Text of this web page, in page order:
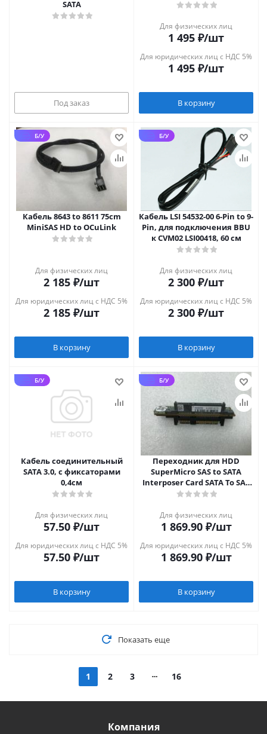
SATA
Под заказ
Для физических лиц
1 495 ₽/шт
Для юридических лиц с НДС 5%
1 495 ₽/шт
В корзину
Б/У
Кабель 8643 to 8611 75cm
MiniSAS HD to OCuLink
Для физических лиц
2 185 ₽/шт
Для юридических лиц с НДС 5%
2 185 ₽/шт
В корзину
Б/У
Кабель LSI 54532-00 6-Pin to 9-
Pin, для подключения BBU
к CVM02 LSI00418, 60 см
Для физических лиц
2 300 ₽/шт
Для юридических лиц с НДС 5%
2 300 ₽/шт
В корзину
Б/У
Кабель соединительный
SATA 3.0, с фиксаторами
0,4см
Для физических лиц
57.50 ₽/шт
Для юридических лиц с НДС 5%
57.50 ₽/шт
В корзину
Б/У
Переходник для HDD
SuperMicro SAS to SATA
Interposer Card SATA To SAS
2,5"/3,5" L3-25111-00E
Для физических лиц
1 869.90₽/шт
Для юридических лиц с НДС 5%
1 869.90₽/шт
В корзину
Показать еще
1 2 3 16
Компания